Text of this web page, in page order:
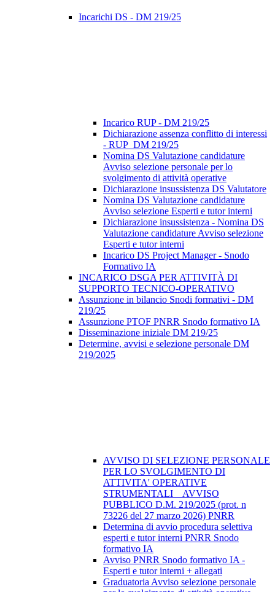
Incarichi DS - DM 219/25
Incarico RUP - DM 219/25
Dichiarazione assenza conflitto di interessi
- RUP_DM 219/25
Nomina DS Valutazione candidature
Avviso selezione personale per lo
svolgimento di attività operative
Dichiarazione insussistenza DS Valutatore
Nomina DS Valutazione candidature
Avviso selezione Esperti e tutor interni
Dichiarazione insussistenza - Nomina DS
Valutazione candidature Avviso selezione
Esperti e tutor interni
Incarico DS Project Manager - Snodo
Formativo IA
INCARICO DSGA PER ATTIVITÀ DI
SUPPORTO TECNICO-OPERATIVO
Assunzione in bilancio Snodi formativi - DM
219/25
Assunzione PTOF PNRR Snodo formativo IA
Disseminazione iniziale DM 219/25
Determine, avvisi e selezione personale DM
219/2025
AVVISO DI SELEZIONE PERSONALE
PER LO SVOLGIMENTO DI
ATTIVITA' OPERATIVE
STRUMENTALI _ AVVISO
PUBBLICO D.M. 219/2025 (prot. n
73226 del 27 marzo 2026) PNRR
Determina di avvio procedura selettiva
esperti e tutor interni PNRR Snodo
formativo IA
Avviso PNRR Snodo formativo IA -
Esperti e tutor interni + allegati
Graduatoria Avviso selezione personale